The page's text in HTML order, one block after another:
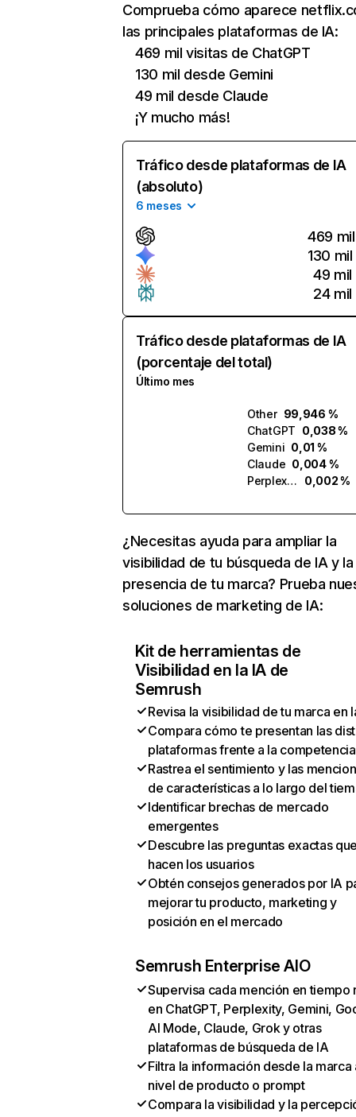
Comprueba cómo aparece
las principales plataformas de IA:
469 mil visitas de ChatGPT
130 mil desde Gemini
49 mil desde Claude
¡Y mucho más!
Tráfico desde plataformas de IA
(absoluto)
6 meses
469 mil
130 mil
49 mil
24 mil
Tráfico desde plataformas de IA
(porcentaje del total)
Último mes
Other 99,946 %
ChatGPT 0,038 %
Gemini 0,01 %
Claude 0,004 %
Perplexity
0,002 %
¿Necesitas ayuda para ampliar la
visibilidad de tu búsqueda de IA y la
presencia de tu marca? Prueba
soluciones de marketing de IA:
Kit de herramientas de
Visibilidad en la IA de
Semrush
Revisa la visibilidad de tu marca en
Compara cómo te presentan las
plataformas frente a la competencia
Rastrea el sentimiento y las
de características a lo largo del
Identificar brechas de mercado
emergentes
Descubre las preguntas exactas
hacen los usuarios
Obtén consejos generados por IA
mejorar tu producto, marketing y
posición en el mercado
Semrush Enterprise AIO
Supervisa cada mención en tiempo
en ChatGPT, Perplexity, Gemini,
AI Mode, Claude, Grok y otras
plataformas de búsqueda de IA
Filtra la información desde la marca
nivel de producto o prompt
Compara la visibilidad y la